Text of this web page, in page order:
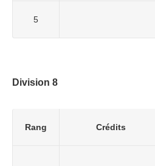
5
Division 8
Rang Crédits